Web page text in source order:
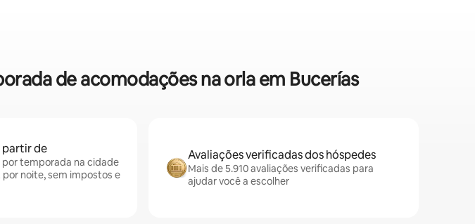
de acomodações na orla em Bucerías
partir de
por temporada na cidade
por noite, sem impostos e
Avaliações verificadas dos hóspedes
Mais de 5.910 avaliações verificadas para
ajudar você a escolher